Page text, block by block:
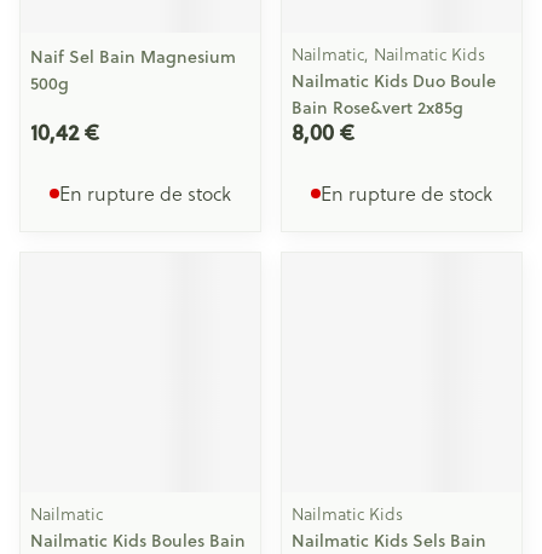
Naif Sel Bain Magnesium
500g
10,42 €
En rupture de stock
Nailmatic, Nailmatic Kids
Nailmatic Kids Duo Boule
Bain Rose&vert 2x85g
8,00 €
En rupture de stock
Nailmatic
Nailmatic Kids Boules Bain
Nailmatic Kids
Nailmatic Kids Sels Bain